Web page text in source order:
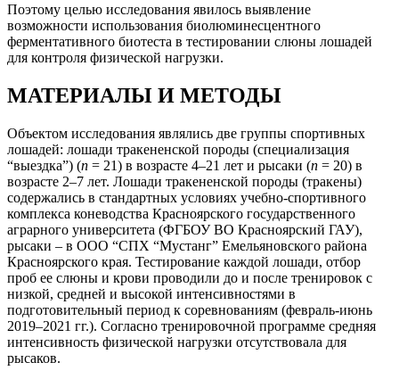
Поэтому целью исследования явилось выявление
возможности использования биолюминесцентного
ферментативного биотеста в тестировании слюны лошадей
для контроля физической нагрузки.
МАТЕРИАЛЫ И МЕТОДЫ
Объектом исследования являлись две группы спортивных
лошадей: лошади тракененской породы (специализация
“выездка”) (n = 21) в возрасте 4–21 лет и рысаки (n = 20) в
возрасте 2–7 лет. Лошади тракененской породы (тракены)
содержались в стандартных условиях учебно-спортивного
комплекса коневодства Красноярского государственного
аграрного университета (ФГБОУ ВО Красноярский ГАУ),
рысаки – в ООО “СПХ “Мустанг” Емельяновского района
Красноярского края. Тестирование каждой лошади, отбор
проб ее слюны и крови проводили до и после тренировок с
низкой, средней и высокой интенсивностями в
подготовительный период к соревнованиям (февраль-июнь
2019–2021 гг.). Согласно тренировочной программе средняя
интенсивность физической нагрузки отсутствовала для
рысаков.